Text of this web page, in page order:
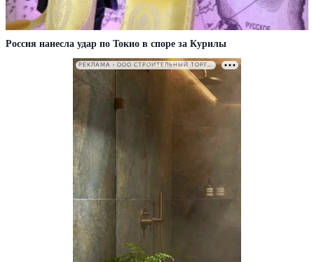
Россия нанесла удар по Токио в споре за Курилы
РЕКЛАМА • ООО СТРОИТЕЛЬНЫЙ ТОРГОВЫЙ ДОМ «ПЕТРОВИЧ». ИНН: 7802348846